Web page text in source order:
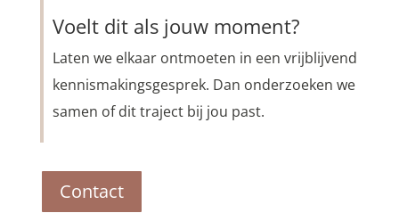
Voelt dit als jouw moment?
Laten we elkaar ontmoeten in een vrijblijvend
kennismakingsgesprek. Dan onderzoeken we
samen of dit traject bij jou past.
Contact